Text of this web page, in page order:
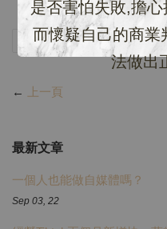
是否害怕失敗,擔
而懷疑自己的商業
法做出
分享 Tweet
← 上一頁
最新文章
一個人也能做自媒體嗎？
Sep 03, 22